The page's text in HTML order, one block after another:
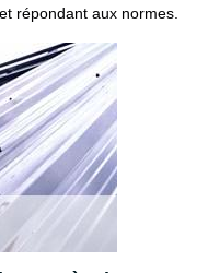
répondant aux normes.